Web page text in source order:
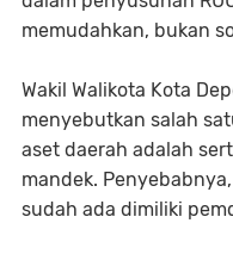
memudahkan, bukan
Wakil Walikota Kota
menyebutkan salah
aset daerah adalah
mandek.
sudah ada dimiliki